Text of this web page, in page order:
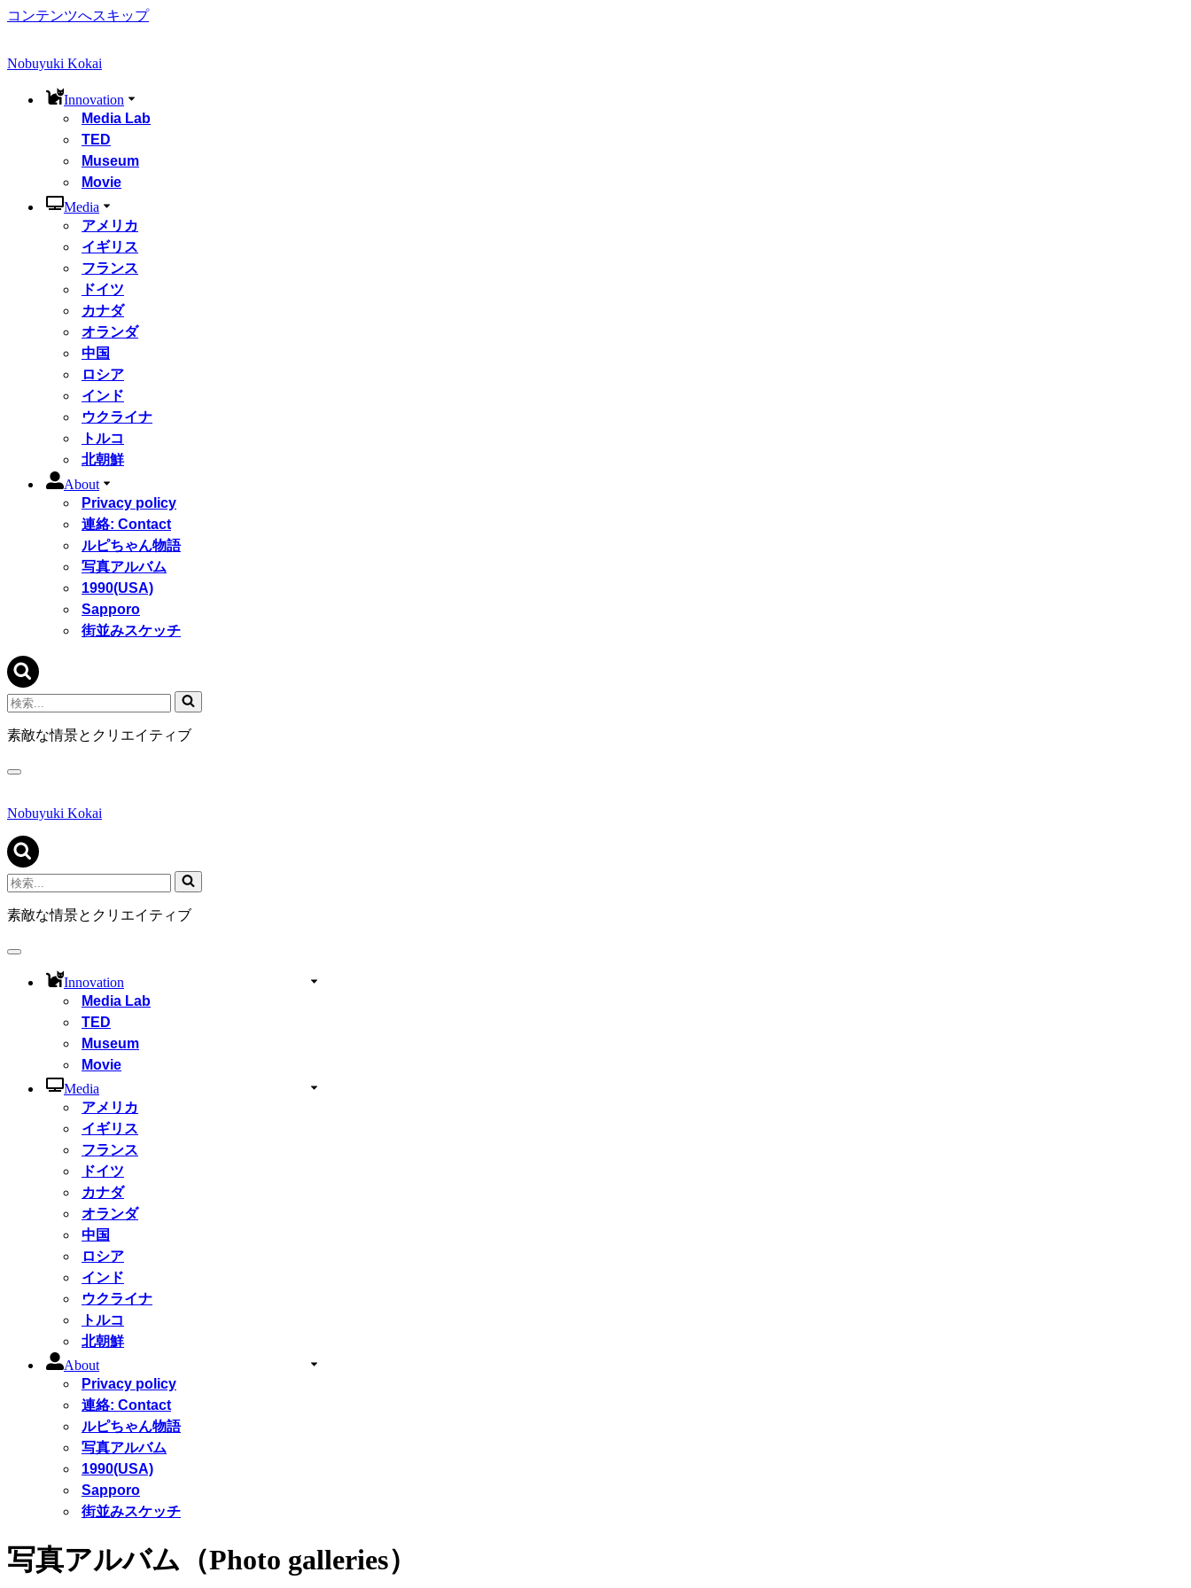
コンテンツへスキップ
Nobuyuki Kokai
Innovation
Media Lab
TED
Museum
Movie
Media
アメリカ
イギリス
フランス
ドイツ
カナダ
オランダ
中国
ロシア
インド
ウクライナ
トルコ
北朝鮮
About
Privacy policy
連絡: Contact
ルピちゃん物語
写真アルバム
1990(USA)
Sapporo
街並みスケッチ
検
索...
素敵な情景とクリエイティブ
ナ
ゲ
シ
ョ
ン
メ
ニ
ュ
Nobuyuki Kokai
検
索...
素敵な情景とクリエイティブ
ナ
Innovation
Media Lab
TED
Museum
Movie
Media
アメリカ
イギリス
フランス
ドイツ
カナダ
オランダ
中国
ロシア
インド
ウクライナ
トルコ
北朝鮮
About
Privacy policy
連絡: Contact
ルピちゃん物語
写真アルバム
1990(USA)
Sapporo
街並みスケッチ
写真アルバム（Photo galleries）